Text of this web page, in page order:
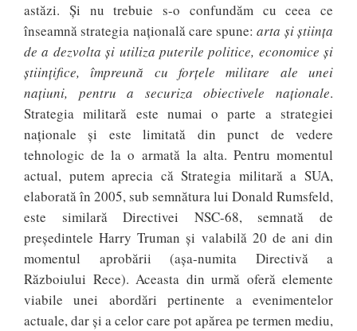
astăzi. Și nu trebuie s-o confundăm cu ceea ce
înseamnă strategia națională care spune:arta și știința
de a dezvolta și utiliza puterile politice, economice și
științifice, împreună cu forțele militare ale unei
națiuni, pentru a securiza obiectivele naționale.
Strategia militară este numai o parte a strategiei
naționale și este limitată din punct de vedere
tehnologic de la o armată la alta. Pentru momentul
actual, putem aprecia că Strategia militară a SUA,
elaborată în 2005, sub semnătura lui Donald Rumsfeld,
este similară Directivei NSC-68, semnată de
președintele Harry Truman și valabilă 20 de ani din
momentul aprobării (așa-numita Directivă a
Războiului Rece). Aceasta din urmă oferă elemente
viabile unei abordări pertinente a evenimentelor
actuale, dar și a celor care pot apărea pe termen mediu,